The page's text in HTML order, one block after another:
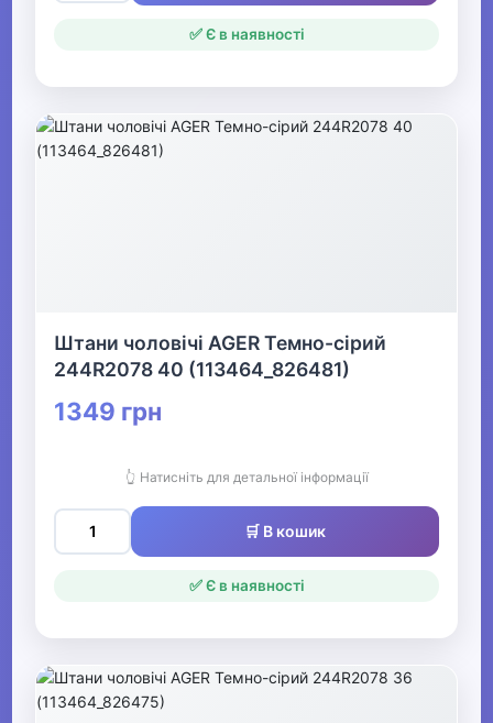
✅ Є в наявності
Штани чоловічі AGER Темно-сірий
244R2078 40 (113464_826481)
1349 грн
👆 Натисніть для детальної інформації
🛒 В кошик
✅ Є в наявності